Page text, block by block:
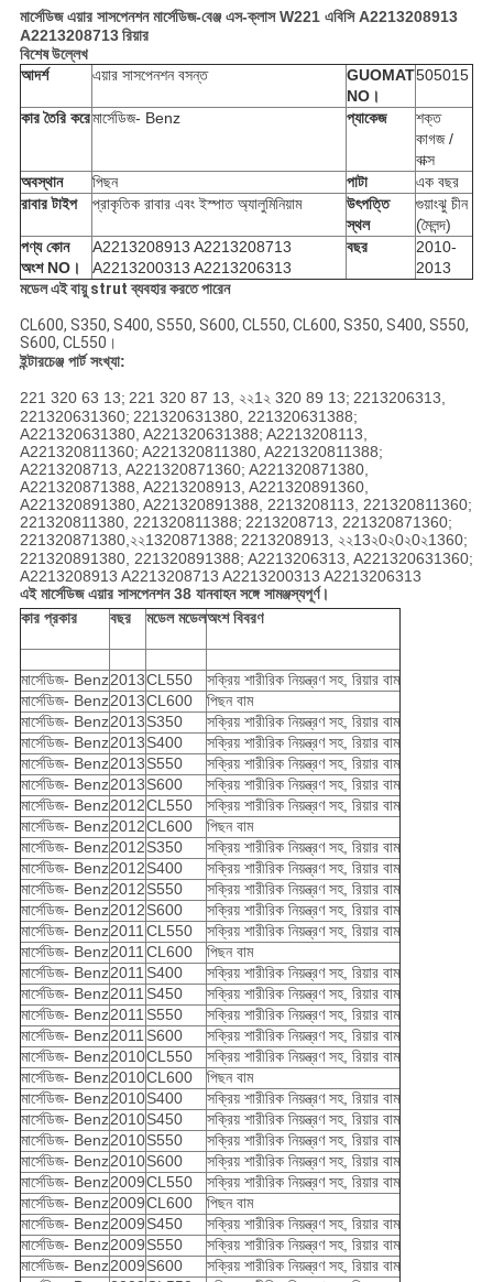
মার্সেডিজ এয়ার সাসপেনশন মার্সেডিজ-বেঞ্জ এস-ক্লাস W221 এবিসি A2213208913
A2213208713রিয়ার
বিশেষ উল্লেখ
আদর্শ
এয়ার সাসপেনশন বসন্ত
GUOMAT
NO।
505015
কার তৈরি করেমার্সেডিজ- Benz প্যাকেজ
শক্ত
কাগজ /
বাক্স
অবস্থান
পিছন পাটা
এক বছর
রাবার টাইপ
প্রাকৃতিক রাবার এবং ইস্পাত অ্যালুমিনিয়াম
উৎপত্তি
স্থল
গুয়াংঝু চীন
(মৈলন্দ)
পণ্য কোন
অংশ NO।
A2213208913 A2213208713
A2213200313 A2213206313
বছর
2010-
2013
মডেল এই বায়ু strut ব্যবহার করতে পারেন
CL600, S350, S400, S550, S600, CL550, CL600, S350, S400, S550,
S600, CL550।
ইন্টারচেঞ্জ পার্ট সংখ্যা:
221 320 63 13; 221 320 87 13, ২২1২ 320 89 13; 2213206313,
221320631360; 221320631380, 221320631388;
A221320631380, A221320631388; A2213208113,
A221320811360; A221320811380, A221320811388;
A2213208713, A221320871360; A221320871380,
A221320871388, A2213208913, A221320891360,
A221320891380, A221320891388, 2213208113, 221320811360;
221320811380, 221320811388; 2213208713, 221320871360;
221320871380,২২1320871388; 2213208913, ২২13২0২0২0২1360;
221320891380, 221320891388; A2213206313, A221320631360;
A2213208913 A2213208713 A2213200313 A2213206313
এই মার্সেডিজ এয়ার সাসপেনশন 38 যানবাহন সঙ্গে সামঞ্জস্যপূর্ণ।
কার প্রকার
বছর মডেল মডেলঅংশ বিবরণ
মার্সেডিজ- Benz2013CL550
সক্রিয় শারীরিক নিয়ন্ত্রণ সহ, রিয়ার বাম
মার্সেডিজ- Benz2013CL600
পিছন বাম
মার্সেডিজ- Benz2013S350
সক্রিয় শারীরিক নিয়ন্ত্রণ সহ, রিয়ার বাম
মার্সেডিজ- Benz2013S400
সক্রিয় শারীরিক নিয়ন্ত্রণ সহ, রিয়ার বাম
মার্সেডিজ- Benz2013S550
সক্রিয় শারীরিক নিয়ন্ত্রণ সহ, রিয়ার বাম
মার্সেডিজ- Benz2013S600
সক্রিয় শারীরিক নিয়ন্ত্রণ সহ, রিয়ার বাম
মার্সেডিজ- Benz2012CL550
সক্রিয় শারীরিক নিয়ন্ত্রণ সহ, রিয়ার বাম
মার্সেডিজ- Benz2012CL600
পিছন বাম
মার্সেডিজ- Benz2012S350
সক্রিয় শারীরিক নিয়ন্ত্রণ সহ, রিয়ার বাম
মার্সেডিজ- Benz2012S400
সক্রিয় শারীরিক নিয়ন্ত্রণ সহ, রিয়ার বাম
মার্সেডিজ- Benz2012S550
সক্রিয় শারীরিক নিয়ন্ত্রণ সহ, রিয়ার বাম
মার্সেডিজ- Benz2012S600
সক্রিয় শারীরিক নিয়ন্ত্রণ সহ, রিয়ার বাম
মার্সেডিজ- Benz2011CL550
সক্রিয় শারীরিক নিয়ন্ত্রণ সহ, রিয়ার বাম
মার্সেডিজ- Benz2011CL600
পিছন বাম
মার্সেডিজ- Benz2011 S400
সক্রিয় শারীরিক নিয়ন্ত্রণ সহ, রিয়ার বাম
মার্সেডিজ- Benz2011 S450
সক্রিয় শারীরিক নিয়ন্ত্রণ সহ, রিয়ার বাম
মার্সেডিজ- Benz2011 S550
সক্রিয় শারীরিক নিয়ন্ত্রণ সহ, রিয়ার বাম
মার্সেডিজ- Benz2011 S600
সক্রিয় শারীরিক নিয়ন্ত্রণ সহ, রিয়ার বাম
মার্সেডিজ- Benz2010CL550
সক্রিয় শারীরিক নিয়ন্ত্রণ সহ, রিয়ার বাম
মার্সেডিজ- Benz2010CL600
পিছন বাম
মার্সেডিজ- Benz2010S400
সক্রিয় শারীরিক নিয়ন্ত্রণ সহ, রিয়ার বাম
মার্সেডিজ- Benz2010S450
সক্রিয় শারীরিক নিয়ন্ত্রণ সহ, রিয়ার বাম
মার্সেডিজ- Benz2010S550
সক্রিয় শারীরিক নিয়ন্ত্রণ সহ, রিয়ার বাম
মার্সেডিজ- Benz2010S600
সক্রিয় শারীরিক নিয়ন্ত্রণ সহ, রিয়ার বাম
মার্সেডিজ- Benz2009CL550
সক্রিয় শারীরিক নিয়ন্ত্রণ সহ, রিয়ার বাম
মার্সেডিজ- Benz2009CL600
পিছন বাম
মার্সেডিজ- Benz2009S450
সক্রিয় শারীরিক নিয়ন্ত্রণ সহ, রিয়ার বাম
মার্সেডিজ- Benz2009S550
সক্রিয় শারীরিক নিয়ন্ত্রণ সহ, রিয়ার বাম
মার্সেডিজ- Benz2009S600
সক্রিয় শারীরিক নিয়ন্ত্রণ সহ, রিয়ার বাম